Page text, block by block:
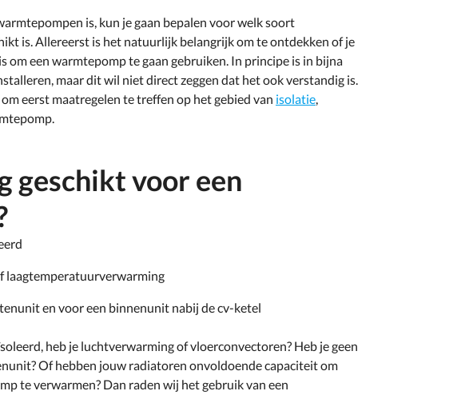
is, kun je gaan bepalen voor welk soort
is. Allereerst is het natuurlijk belangrijk om te ontdekken of je
om een warmtepomp te gaan gebruiken. In principe is in bijna
maar dit wil niet direct zeggen dat het ook verstandig is.
eerst maatregelen te treffen op het gebied van isolatie,
geschikt voor een
laagtemperatuurverwarming
en voor een binnenunit nabij de cv-ketel
heb je luchtverwarming of vloerconvectoren? Heb je geen
Of hebben jouw radiatoren onvoldoende capaciteit om
te verwarmen? Dan raden wij het gebruik van een